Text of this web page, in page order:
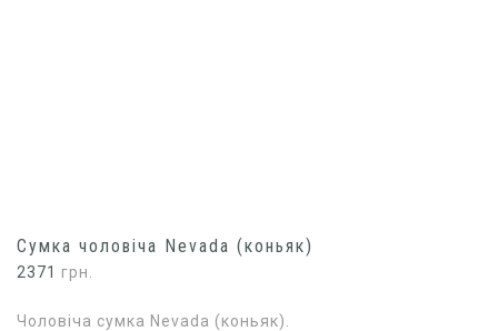
Сумка чоловіча Nevada (коньяк)
2371 грн.
Чоловіча сумка Nevada (коньяк).